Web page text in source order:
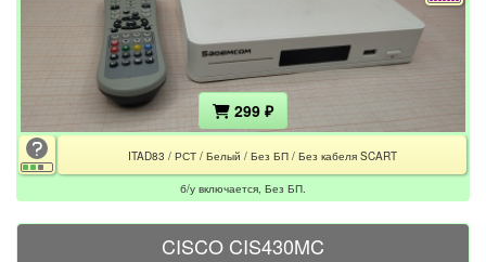
299 ₽
ITAD83 / РСТ / Белый / Без БП / Без кабеля SCART
б/у включается, Без БП.
CISCO CIS430MC